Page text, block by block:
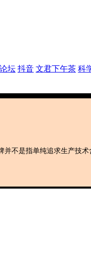
中国
社媒
IPO
坛 抖音 文君下午茶 科
不是指单纯追求生产技